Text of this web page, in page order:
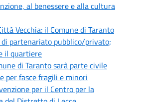
al benessere e alla cultura
Vecchia: il Comune di Taranto
partenariato pubblico/privato;
il quartiere
di Taranto sarà parte civile
per fasce fragili e minori
per il Centro per la